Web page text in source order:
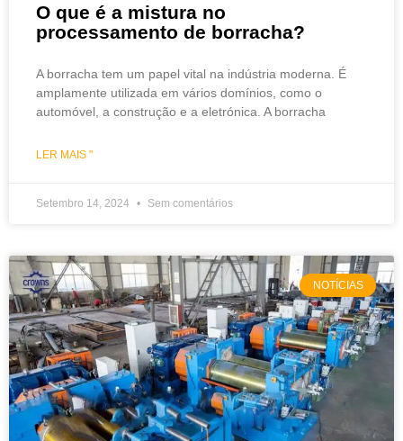
O que é a mistura no
processamento de borracha?
A borracha tem um papel vital na indústria moderna. É
amplamente utilizada em vários domínios, como o
automóvel, a construção e a eletrónica. A borracha
LER MAIS "
Setembro 14, 2024 Sem comentários
NOTÍCIAS